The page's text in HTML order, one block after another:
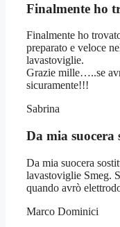
Finalmente ho
Finalmente ho
preparato e veloce
lavastoviglie.
Grazie mille…..se
sicuramente!!!
Sabrina
Da mia suocera
Da mia suocera
lavastoviglie Smeg.
quando avrò
Marco Dominici